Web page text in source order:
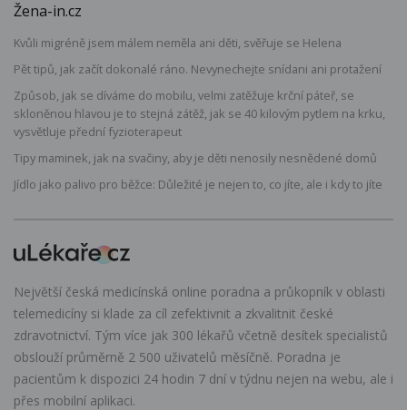
Žena-in.cz
Kvůli migréně jsem málem neměla ani děti, svěřuje se Helena
Pět tipů, jak začít dokonalé ráno. Nevynechejte snídani ani protažení
Způsob, jak se díváme do mobilu, velmi zatěžuje krční páteř, se
skloněnou hlavou je to stejná zátěž, jak se 40 kilovým pytlem na krku,
vysvětluje přední fyzioterapeut
Tipy maminek, jak na svačiny, aby je děti nenosily nesnědené domů
Jídlo jako palivo pro běžce: Důležité je nejen to, co jíte, ale i kdy to jíte
Největší česká medicínská online poradna a průkopník v oblasti
telemedicíny si klade za cíl zefektivnit a zkvalitnit české
zdravotnictví. Tým více jak 300 lékařů včetně desítek specialistů
obslouží průměrně 2 500 uživatelů měsíčně. Poradna je
pacientům k dispozici 24 hodin 7 dní v týdnu nejen na webu, ale i
přes mobilní aplikaci.